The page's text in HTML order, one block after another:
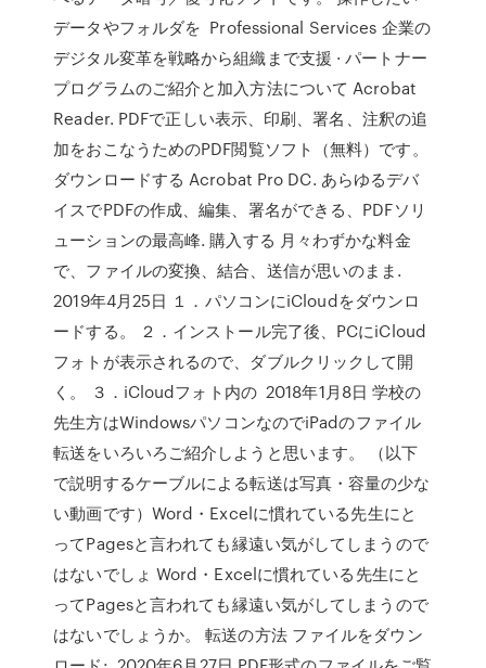
データやフォルダを Professional Services 企業の
デジタル変革を戦略から組織まで支援 · パートナー
プログラムのご紹介と加入方法について Acrobat
Reader. PDFで正しい表示、印刷、署名、注釈の追
加をおこなうためのPDF閲覧ソフト（無料）です。
ダウンロードする Acrobat Pro DC. あらゆるデバ
イスでPDFの作成、編集、署名ができる、PDFソリ
ューションの最高峰. 購入する 月々わずかな料金
で、ファイルの変換、結合、送信が思いのまま.
2019年4月25日 １．パソコンにiCloudをダウンロ
ードする。 ２．インストール完了後、PCにiCloud
フォトが表示されるので、ダブルクリックして開
く。 ３．iCloudフォト内の 2018年1月8日 学校の
先生方はWindowsパソコンなのでiPadのファイル
転送をいろいろご紹介しようと思います。 （以下
で説明するケーブルによる転送は写真・容量の少な
い動画です）Word・Excelに慣れている先生にと
ってPagesと言われても縁遠い気がしてしまうので
はないでしょ Word・Excelに慣れている先生にと
ってPagesと言われても縁遠い気がしてしまうので
はないでしょうか。 転送の方法 ファイルをダウン